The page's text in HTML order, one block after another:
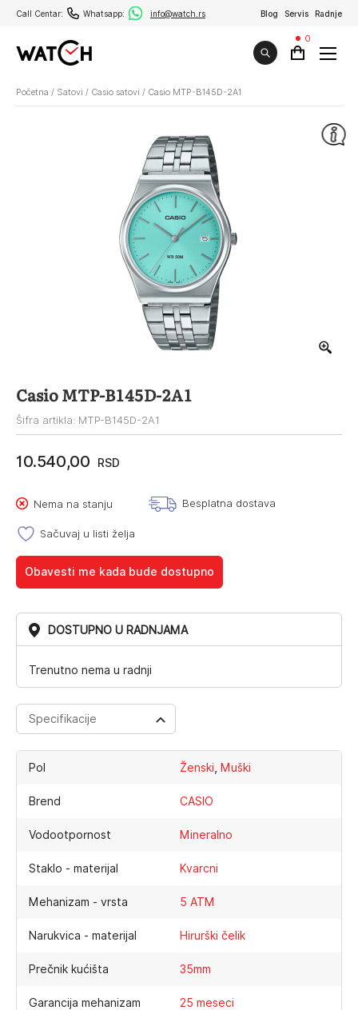
Call Centar: Whatsapp: info@watch.rs Blog Servis Radnje
0
Početna / Satovi / Casio satovi / Casio MTP-B145D-2A1
Casio MTP-B145D-2A1
Šifra artikla: MTP-B145D-2A1
10.540,00 RSD
Nema na stanju Besplatna dostava
Sačuvaj u listi želja
Obavesti me kada bude dostupno
DOSTUPNO U RADNJAMA
Trenutno nema u radnji
Specifikacije
Pol Ženski, Muški
Brend CASIO
Vodootpornost Mineralno
Staklo - materijal Kvarcni
Mehanizam - vrsta 5 ATM
Narukvica - materijal Hirurški čelik
Prečnik kućišta 35mm
Garancija mehanizam 25 meseci